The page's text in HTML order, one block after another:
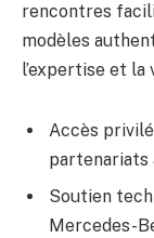
rencontres
modèles
l’expertise et la
Accès
partenariats
Soutien
Mercedes-